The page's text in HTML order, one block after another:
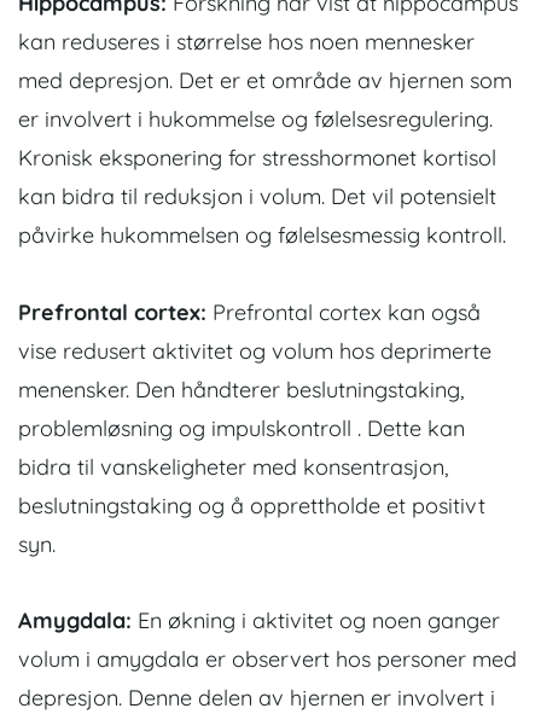
kan reduseres i størrelse hos noen mennesker
med depresjon. Det er et område av hjernen som
er involvert i hukommelse og følelsesregulering.
Kronisk eksponering for stresshormonet kortisol
kan bidra til reduksjon i volum. Det vil potensielt
påvirke hukommelsen og følelsesmessig kontroll.
Prefrontal cortex: Prefrontal cortex kan også
vise redusert aktivitet og volum hos deprimerte
menensker. Den håndterer beslutningstaking,
problemløsning og impulskontroll . Dette kan
bidra til vanskeligheter med konsentrasjon,
beslutningstaking og å opprettholde et positivt
syn.
Amygdala: En økning i aktivitet og noen ganger
volum i amygdala er observert hos personer med
depresjon. Denne delen av hjernen er involvert i